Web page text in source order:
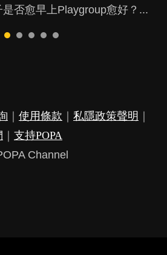
否愈早上Playgroup愈好？...
何特別之處？...
職媽媽所養育的子女其實都各
使用條款 私隱政策聲明
支持POPA
Channel